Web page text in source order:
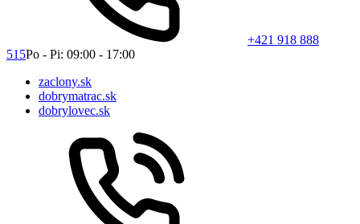
+421 918 888
515Po - Pi: 09:00 - 17:00
zaclony.sk
dobrymatrac.sk
dobrylovec.sk